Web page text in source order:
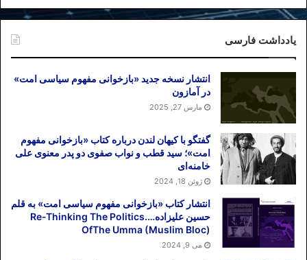
یادداشت فارسی
انتشار نسخه جدید «بازخوانی مفهوم سیاسی امت»
در آمازون
مارس 27, 2025
گفتگو با کیهان لندن درباره کتاب «بازخوانی مفهوم
امت»؛ سید قطب و نواب صفوی دو پدر معنوی علی
خامنه‌ای
ژوئن 18, 2024
انتشار کتاب «بازخوانی مفهوم سیاسی امت» به قلم
حسین علیزاده….Re-Thinking The Politics
OfThe Umma (Muslim Bloc)
می 9, 2024